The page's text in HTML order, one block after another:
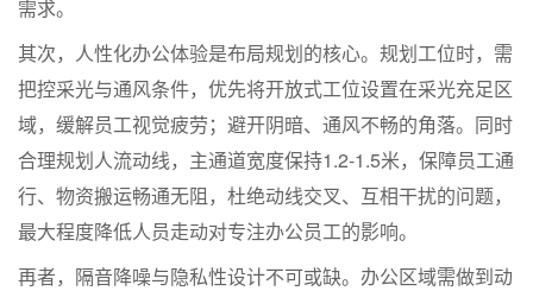
需求。
其次，人性化办公体验是布局规划的核心。规划工位时，需
把控采光与通风条件，优先将开放式工位设置在采光充足区
域，缓解员工视觉疲劳；避开阴暗、通风不畅的角落。同时
合理规划人流动线，主通道宽度保持1.2-1.5米，保障员工通
行、物资搬运畅通无阻，杜绝动线交叉、互相干扰的问题，
最大程度降低人员走动对专注办公员工的影响。
再者，隔音降噪与隐私性设计不可或缺。办公区域需做到动